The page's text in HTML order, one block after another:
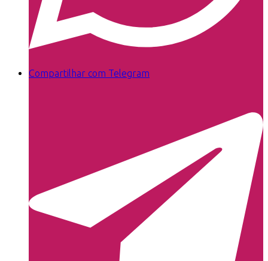
Compartilhar com Telegram